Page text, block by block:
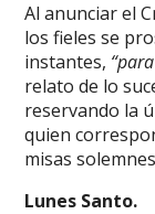
Al anunciar el
los fieles se
instantes,
relato de lo
reservando la
quien
misas
Lunes Santo.